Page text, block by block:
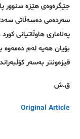
جێگرەوەی هێزە سنوور
سەردەمی دەسەڵاتی
پەلاماری هاوڵاتیانی
بۆیان هەیە لەم دەمەوە
قیزەونتر بەسەر
ق.ش
Original Article